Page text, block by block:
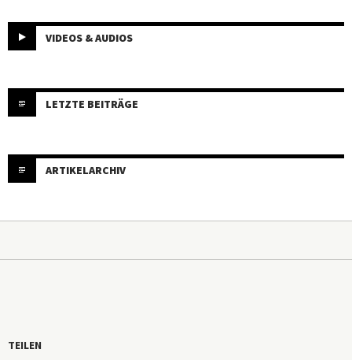
VIDEOS & AUDIOS
LETZTE BEITRÄGE
ARTIKELARCHIV
TEILEN